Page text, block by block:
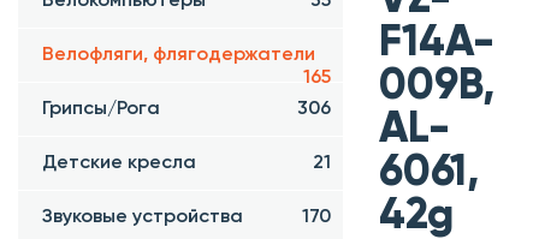
Велофляги, флягодержатели
165
Грипсы/Рога
306
Детские кресла 21
Звуковые устройства 170
F14A-
009B,
AL-
6061,
42g